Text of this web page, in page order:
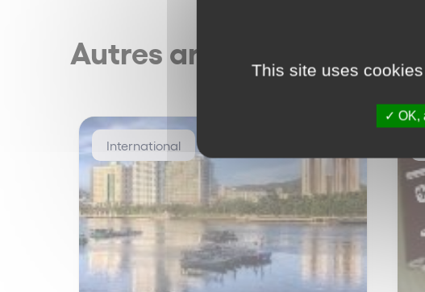
Autres articles
International
This site uses
OK,